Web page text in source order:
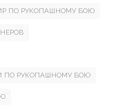
ПО РУКОПАШНОМУ БОЮ
ПО РУКОПАШНОМУ БОЮ